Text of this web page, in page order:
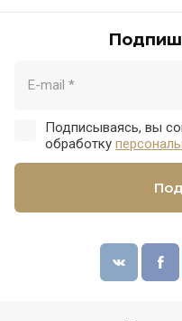
Подписываясь, вы
обработку